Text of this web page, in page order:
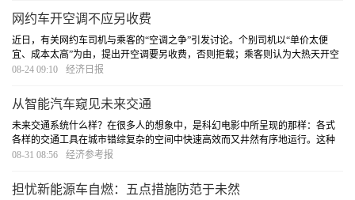
网约车开空调不应另收费
近日，有关网约车司机与乘客的“空调之争”引发讨论。个别司机以“单价太便
宜、成本太高”为由，提出开空调要另收费，否则拒载；乘客则认为大热天开空
调理所应当，不能乱收费。网约车“空调之争”的背后，实质是服务质量问题。
08-24 09:10 经济日报
从智能汽车窥见未来交通
未来交通系统什么样？在很多人的想象中，是科幻电影中所呈现的那样：各式
各样的交通工具在城市错综复杂的空间中快速高效而又井然有序地运行。这种
理想的交通系统并非遥不可及，在新技术密集爆发的当下，理想正逐渐照进现
08-31 08:56 经济参考报
担忧新能源车自燃：五点措施防范于未然